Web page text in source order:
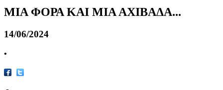
ΜΙΑ ΦΟΡΑ ΚΑΙ ΜΙΑ ΑΧΙΒΑΔΑ...
14/06/2024
•